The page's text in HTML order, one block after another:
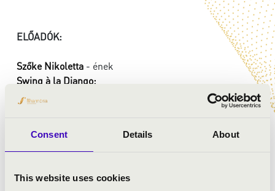
Consent Details About
This website uses cookies
ELŐADÓK:
Szőke Nikoletta - ének
Swing à la Django:
Lombos Pál
Dani Norbert
- ritmusgitár, nagybőgő
Gallyas-Lakatos Róbert
Baranyi Zoltán- szólóhegedű